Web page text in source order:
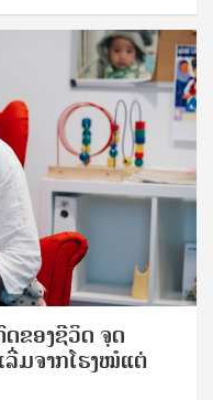
ຂອງຊີວິດ ຈຸດ
ລີ່ມຈາກໂຮງໝໍແຕ່